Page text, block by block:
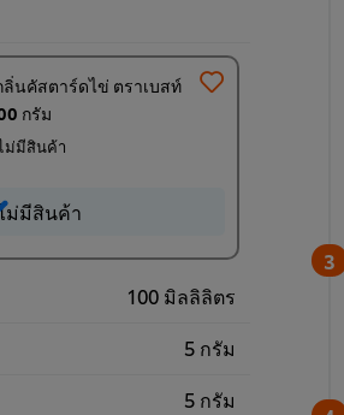
นคัสตาร์ดไข่ ตราเบสท์
กรัม
ม่มีสินค้า
ม่มีสินค้า
100 มิลลิลิตร
5 กรัม
5 กรัม